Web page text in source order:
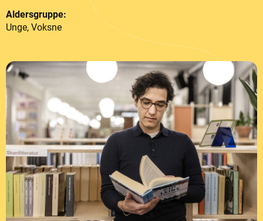
Aldersgruppe:
Unge, Voksne